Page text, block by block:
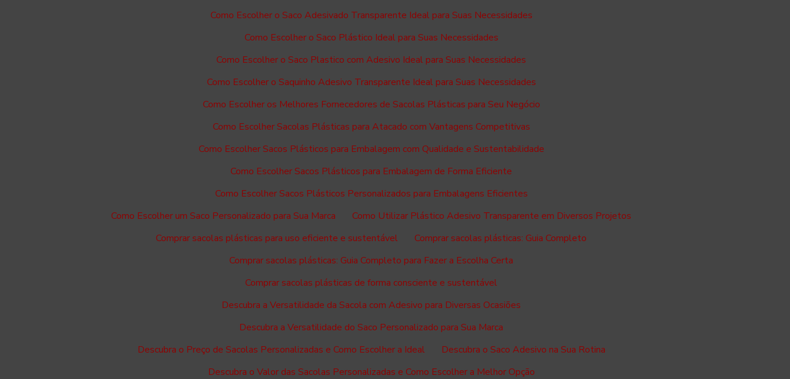
Como Escolher o Saco Adesivado Transparente Ideal para Suas Necessidades
Como Escolher o Saco Plástico Ideal para Suas Necessidades
Como Escolher o Saco Plastico com Adesivo Ideal para Suas Necessidades
Como Escolher o Saquinho Adesivo Transparente Ideal para Suas Necessidades
Como Escolher os Melhores Fornecedores de Sacolas Plásticas para Seu Negócio
Como Escolher Sacolas Plásticas para Atacado com Vantagens Competitivas
Como Escolher Sacos Plásticos para Embalagem com Qualidade e Sustentabilidade
Como Escolher Sacos Plásticos para Embalagem de Forma Eficiente
Como Escolher Sacos Plásticos Personalizados para Embalagens Eficientes
Como Escolher um Saco Personalizado para Sua Marca
Como Utilizar Plástico Adesivo Transparente em Diversos Projetos
Comprar sacolas plásticas para uso eficiente e sustentável
Comprar sacolas plásticas: Guia Completo
Comprar sacolas plásticas: Guia Completo para Fazer a Escolha Certa
Comprar sacolas plásticas de forma consciente e sustentável
Descubra a Versatilidade da Sacola com Adesivo para Diversas Ocasiões
Descubra a Versatilidade do Saco Personalizado para Sua Marca
Descubra o Preço de Sacolas Personalizadas e Como Escolher a Ideal
Descubra o Saco Adesivo na Sua Rotina
Descubra o Valor das Sacolas Personalizadas e Como Escolher a Melhor Opção